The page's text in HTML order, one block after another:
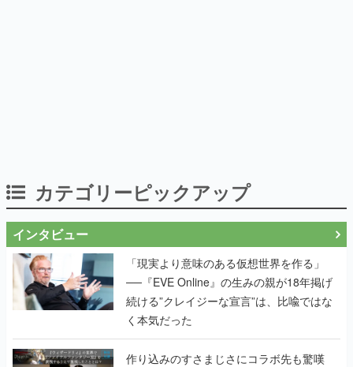
カテゴリーピックアップ
インタビュー
「現実より意味のある仮想世界を作る」
──『EVE Online』の生みの親が18年掲げ
続ける”クレイジーな宣言”は、比喩ではな
く本気だった
作り込みのすさまじさにコラボ先も驚嘆